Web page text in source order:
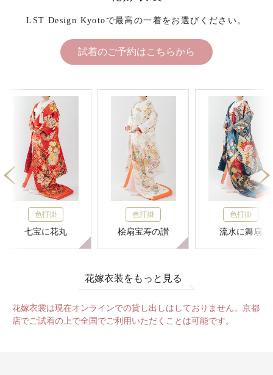
LST Design Kyotoで最高の一着をお選びください。
試着のご予約はこちらから
色打掛
七宝に花丸
色打掛
桧扇宝寿の讃
色打掛
流水に舞扇
花嫁衣装をもっと見る
花嫁衣裳は現在オンラインでの貸し出しはしておりません。京都
店でご試着の上で全国でご利用いただくことは可能です。